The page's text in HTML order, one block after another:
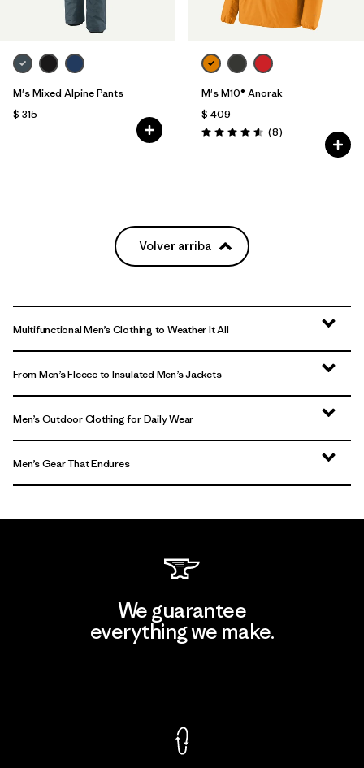
M's Mixed Alpine Pants
$ 315
M's M10® Anorak
$ 409
Valoración: 4.6 / 5
(8Comentarios
)
Volver arriba
Multifunctional Men’s Clothing to Weather It All
From Men’s Fleece to Insulated Men’s Jackets
Men’s Outdoor Clothing for Daily Wear
Men’s Gear That Endures
We guarantee
everything we make.